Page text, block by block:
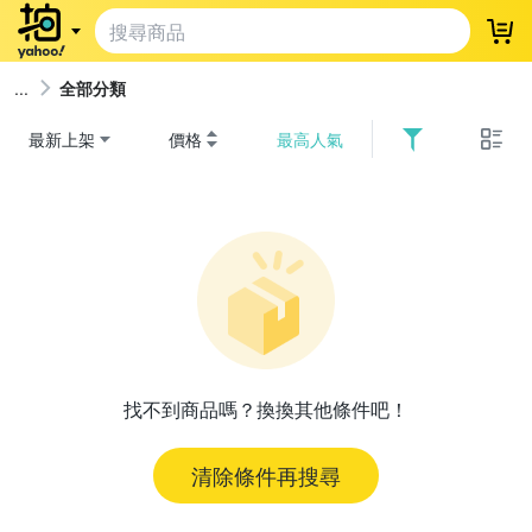
登
全部分類
最新上架 價格 最高人氣
找不到商品嗎？換換其他條件吧！
清除條件再搜尋